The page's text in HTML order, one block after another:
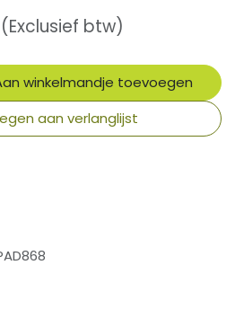
(Exclusief btw)
winkelmandje toevoegen
aan verlanglijst